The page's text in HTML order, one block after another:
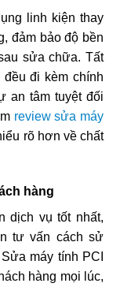
linh kiện thay
đảm bảo độ bền
sửa chữa. Tất
đi kèm chính
an tâm tuyệt đối
review sửa máy
rõ hơn về chất
hàng
dịch vụ tốt nhất,
tư vấn cách sử
máy tính PCI
hàng mọi lúc,